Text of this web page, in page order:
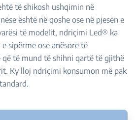
të shikosh ushqimin në
është në qoshe ose në pjesën e
të modelit, ndriçimi Led® ka
sipërme ose anësore të
të mund të shihni qartë të gjithë
Ky lloj ndriçimi konsumon më pak